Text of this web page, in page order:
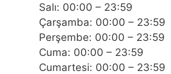
Salı: 00:00 – 23:59
Çarşamba: 00:00 – 23:59
Perşembe: 00:00 – 23:59
Cuma: 00:00 – 23:59
Cumartesi: 00:00 – 23:59